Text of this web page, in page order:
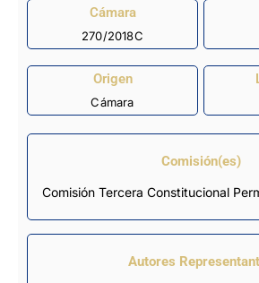
Cámara
270/2018C
Origen
Cámara
Comisión(es)
Comisión Tercera Constitucional
Autores